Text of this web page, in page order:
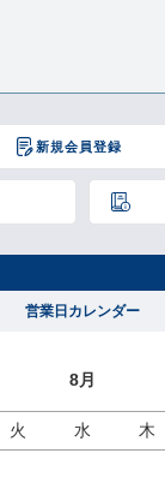
新規会員登録
営業日カレンダー
8月
火 水 木